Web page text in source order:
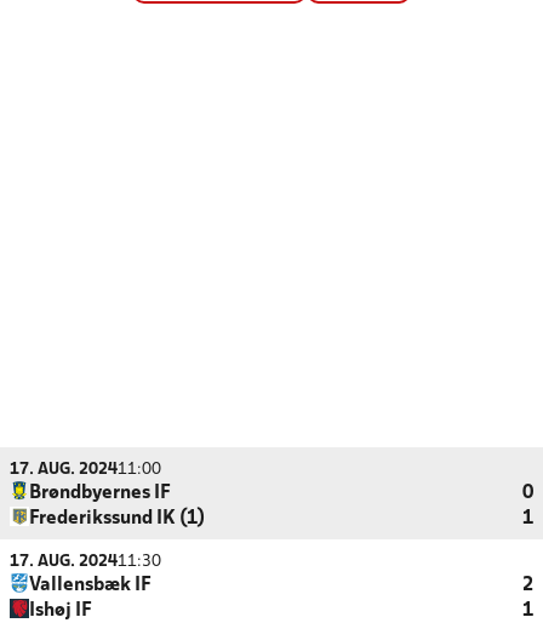
17. AUG. 202411:00
Brøndbyernes IF
0
Frederikssund IK (1)
1
17. AUG. 202411:30
Vallensbæk IF
2
Ishøj IF
1